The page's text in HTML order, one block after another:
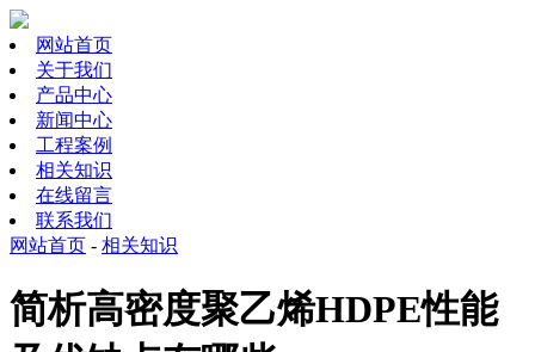
网站首页
关于我们
产品中心
新闻中心
工程案例
相关知识
在线留言
联系我们
网站首页 - 相关知识
简析高密度聚乙烯HDPE性能